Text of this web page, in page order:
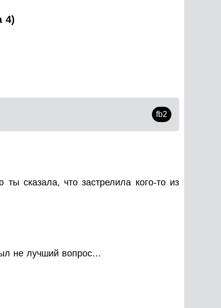
4)
fb2
сказала, что застрелила кого-то из
не лучший вопрос…